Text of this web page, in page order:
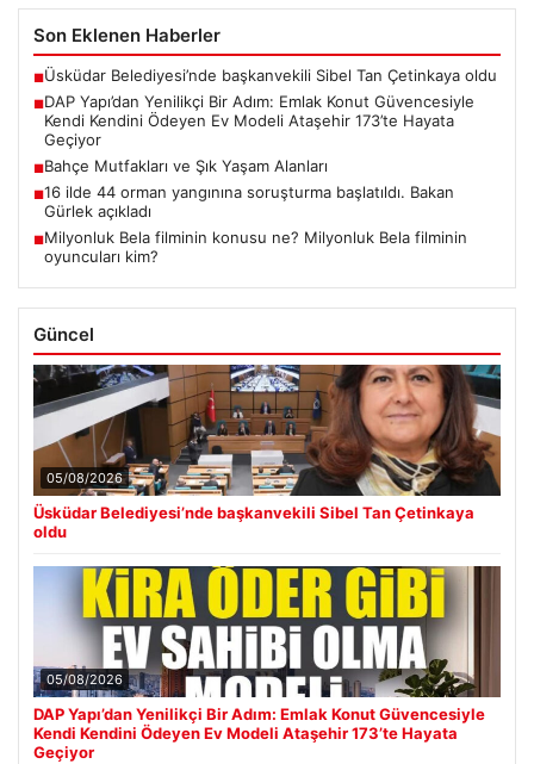
Son Eklenen Haberler
■Üsküdar Belediyesi’nde başkanvekili Sibel Tan Çetinkaya oldu
■DAP Yapı’dan Yenilikçi Bir Adım: Emlak Konut Güvencesiyle
Kendi Kendini Ödeyen Ev Modeli Ataşehir 173’te Hayata
Geçiyor
■Bahçe Mutfakları ve Şık Yaşam Alanları
■16 ilde 44 orman yangınına soruşturma başlatıldı. Bakan
Gürlek açıkladı
■Milyonluk Bela filminin konusu ne? Milyonluk Bela filminin
oyuncuları kim?
Güncel
05/08/2026
Üsküdar Belediyesi’nde başkanvekili Sibel Tan Çetinkaya
oldu
05/08/2026
DAP Yapı’dan Yenilikçi Bir Adım: Emlak Konut Güvencesiyle
Kendi Kendini Ödeyen Ev Modeli Ataşehir 173’te Hayata
Geçiyor